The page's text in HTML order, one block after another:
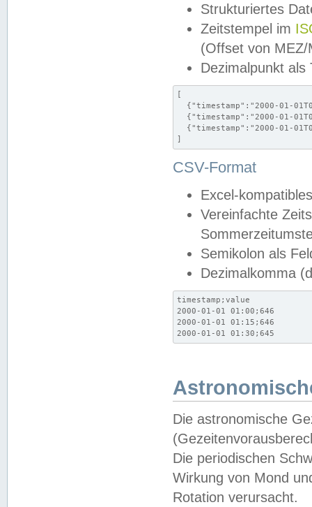
Strukturiertes
Zeitstempel im
(Offset von MEZ/
Dezimalpunkt als
[
{"timestamp":"2000-01-
{"timestamp":"2000-01-
{"timestamp":"2000-01-
]
CSV-Format
Excel-
Vereinfachte
Semikolon als
Dezimalkomma
timestamp;value
2000-01-01 01:00;646
2000-01-01 01:15;646
2000-01-01 01:30;645
Die astronomische
Die periodischen
Wirkung von Mond
Rotation verursacht.